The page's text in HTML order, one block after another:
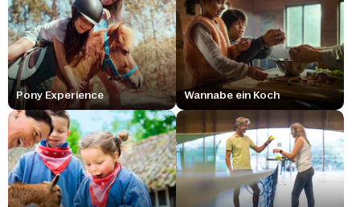
Pony Experience Wannabe ein Koch